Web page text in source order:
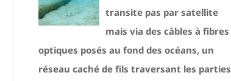
transite pas par satellite
mais via des câbles à fibres
optiques posés au fond des océans, un
réseau caché de fils traversant les parties